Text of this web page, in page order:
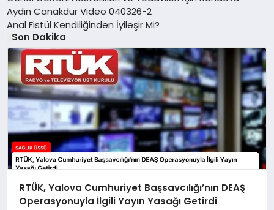
Aydın Canakdur Video 040326-2
Anal Fistül Kendiliğinden İyileşir Mi?
Son Dakika
RTÜK, Yalova Cumhuriyet Başsavcılığı’nın DEAŞ
Operasyonuyla İlgili Yayın Yasağı Getirdi